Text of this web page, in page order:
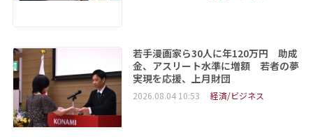
若手漫画家ら30人に年120万円 助成
金、アスリート水準に増額 若者の夢
実現を応援、上月財団
2026.08.04 10:53 経済/ビジネス